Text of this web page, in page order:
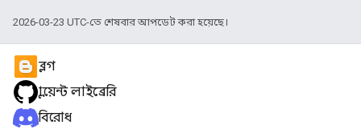
2026-03-23 UTC-তে শেষবার আপডেট করা হয়েছে।
ব্লগ
ক্লায়েন্ট লাইব্রেরি
বিরোধ